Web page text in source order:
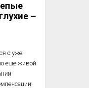
и,
не
п...
–
с уже
еще живой